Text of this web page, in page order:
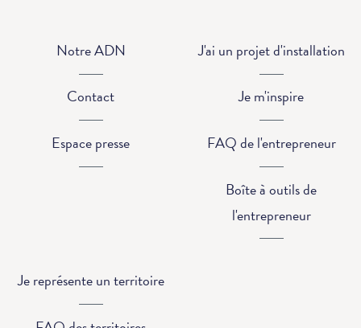
Notre ADN
Contact
Espace presse
J'ai un projet d'installation
Je m'inspire
FAQ de l'entrepreneur
Boîte à outils de
l'entrepreneur
Je représente un territoire